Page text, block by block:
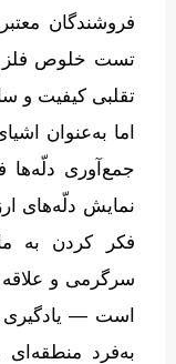
فروشندگان
تست خلوص فلز
تقلبی کیفیت و
اما به‌عنوان
جمع‌آوری دلّه‌ها
نمایش دلّه‌های
فکر کردن به
سرگرمی و علاقه
است — یادگیری
به‌فرد منطقه‌ای